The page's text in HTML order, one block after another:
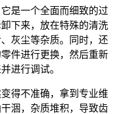
是一个全面而细致的过
下来，放在特殊的清洗
灰尘等杂质。同时，还
件进行更换，然后重新
进行调试。
得不准确，拿到专业维
涸，杂质堆积，导致齿